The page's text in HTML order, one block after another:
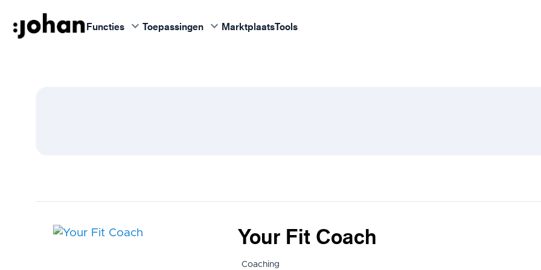
Functies keyboard_arrow_down Toepassingen keyboard_arrow_down MarktplaatsTools
Your Fit Coach
Coaching